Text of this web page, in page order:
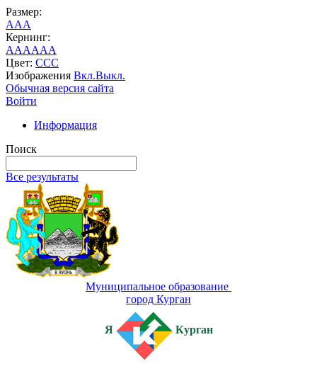
Размер:
AAA
Кернинг:
AAAAAA
Цвет: CCC
Изображения Вкл.Выкл.
Обычная версия сайта
Войти
Информация
Поиск
Все результаты
Муниципальное образование
город Курган
Я Курган